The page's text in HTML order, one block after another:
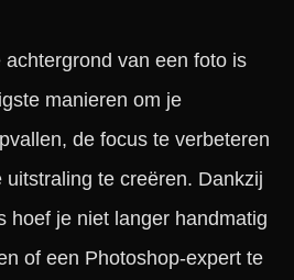
van een foto is
manieren om je
de focus te verbeteren
te creëren. Dankzij
hoef je niet langer handmatig
of een Photoshop-expert te